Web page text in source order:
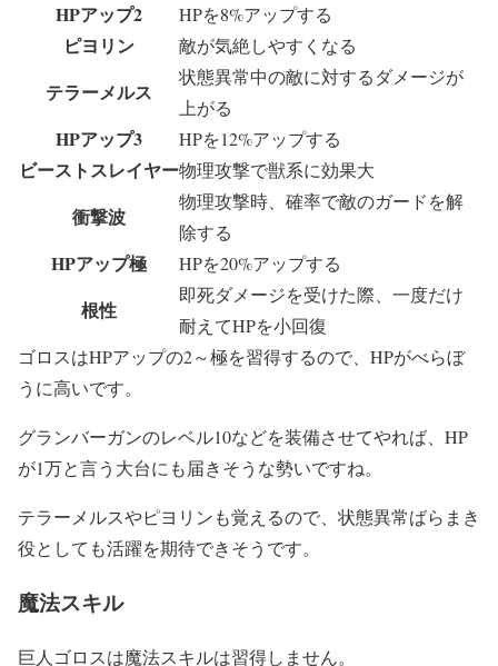
HPアップ2 HPを8%アップする
ピヨリン 敵が気絶しやすくなる
テラーメルス
状態異常中の敵に対するダメージが
上がる
HPアップ3 HPを12%アップする
ビーストスレイヤー物理攻撃で獣系に効果大
衝撃波
物理攻撃時、確率で敵のガードを解
除する
HPアップ極 HPを20%アップする
根性
即死ダメージを受けた際、一度だけ
耐えてHPを小回復
ゴロスはHPアップの2～極を習得するので、HPがべらぼ
うに高いです。
グランバーガンのレベル10などを装備させてやれば、HP
が1万と言う大台にも届きそうな勢いですね。
テラーメルスやピヨリンも覚えるので、状態異常ばらまき
役としても活躍を期待できそうです。
魔法スキル
巨人ゴロスは魔法スキルは習得しません。